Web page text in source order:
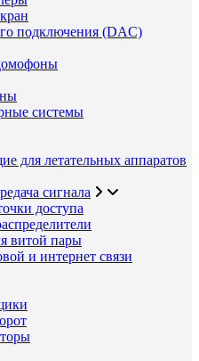
подключения (DAC)
системы
для летательных аппаратов
сигнала
доступа
витой пары
и интернет связи